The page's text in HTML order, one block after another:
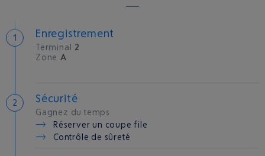
Enregistrement
Terminal 2
Zone A
Sécurité
Gagnez du temps
Réserver un coupe file
Contrôle de sûreté